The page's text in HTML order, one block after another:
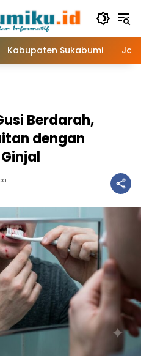
Kabupaten Sukabumi
Berdarah,
dengan